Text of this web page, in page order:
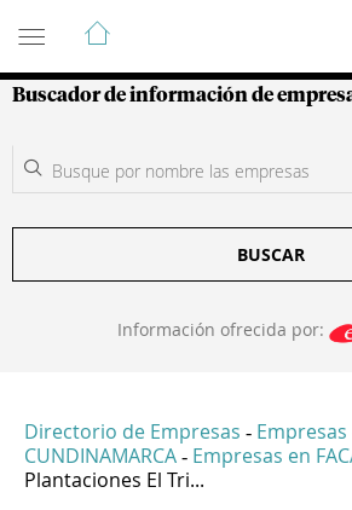
Guía de Empresas
Buscador de información de
BUSCAR
Información ofrecida por:
Directorio de Empresas - Empresas
CUNDINAMARCA - Empresas en
Plantaciones El Tri...